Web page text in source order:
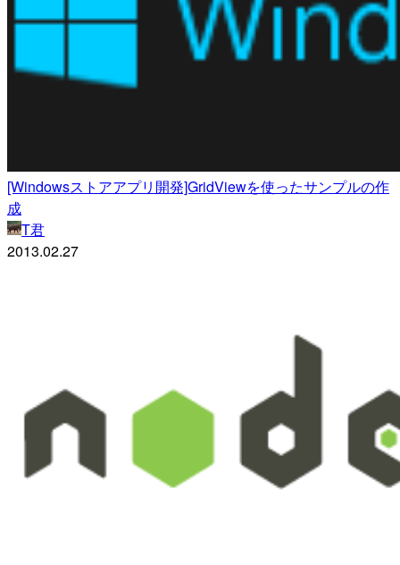
[Windowsストアアプリ開発]GridViewを使ったサンプルの作
成
T君
2013.02.27